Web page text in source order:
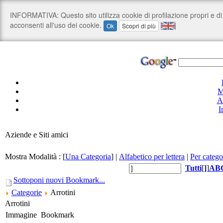
Aziende e Siti amici
Mostra Modalità : [Una Categoria] | Alfabetico per lettera | Per
Tutti[]]AB
Sottoponi nuovi Bookmark...
Categorie
Arrotini
Arrotini
Immagine Bookmark